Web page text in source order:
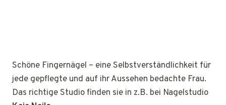
Schöne Fingernägel – eine Selbstverständlichkeit für
jede gepflegte und auf ihr Aussehen bedachte Frau.
Das richtige Studio finden sie in z.B. bei Nagelstudio